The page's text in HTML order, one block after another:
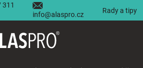
311
info@alaspro.cz Rady a tipy